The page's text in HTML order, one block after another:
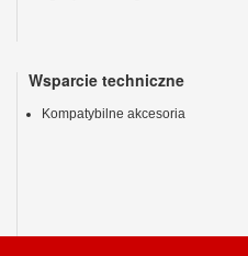
Wsparcie techniczne
Kompatybilne akcesoria